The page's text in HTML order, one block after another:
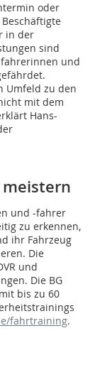
oder
in der
sind
und
Umfeld zu den
mit dem
Hans-
und -fahrer
zu erkennen,
ihr Fahrzeug
Die
und
Die BG
bis zu 60
fahrtraining.